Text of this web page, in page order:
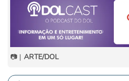
📷 | ARTE/DOL